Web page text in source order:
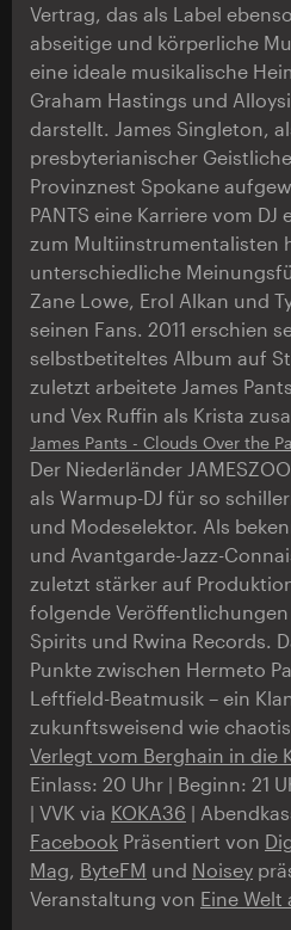
Vertrag, das als Label
abseitige und körperliche
eine ideale musikalische
Graham Hastings und
darstellt. James Singleton,
presbyterianischer
Provinznest Spokane
PANTS eine Karriere vom DJ
zum Multiinstrumentalisten
unterschiedliche
Zane Lowe, Erol Alkan und
seinen Fans. 2011 erschien
selbstbetiteltes Album auf
zuletzt arbeitete James
und Vex Ruffin als Krista
James Pants - Clouds Over the
Der Niederländer
als Warmup-DJ für so
und Modeselektor. Als
und Avantgarde-Jazz-
zuletzt stärker auf
folgende
Spirits und Rwina Records.
Punkte zwischen Hermeto
Leftfield-Beatmusik – ein
zukunftsweisend wie
Verlegt vom Berghain in die
Einlass: 20 Uhr | Beginn: 21
| VVK via KOKA36 |
Facebook Präsentiert von
Mag ByteFM und Noisey
Veranstaltung von Eine Welt